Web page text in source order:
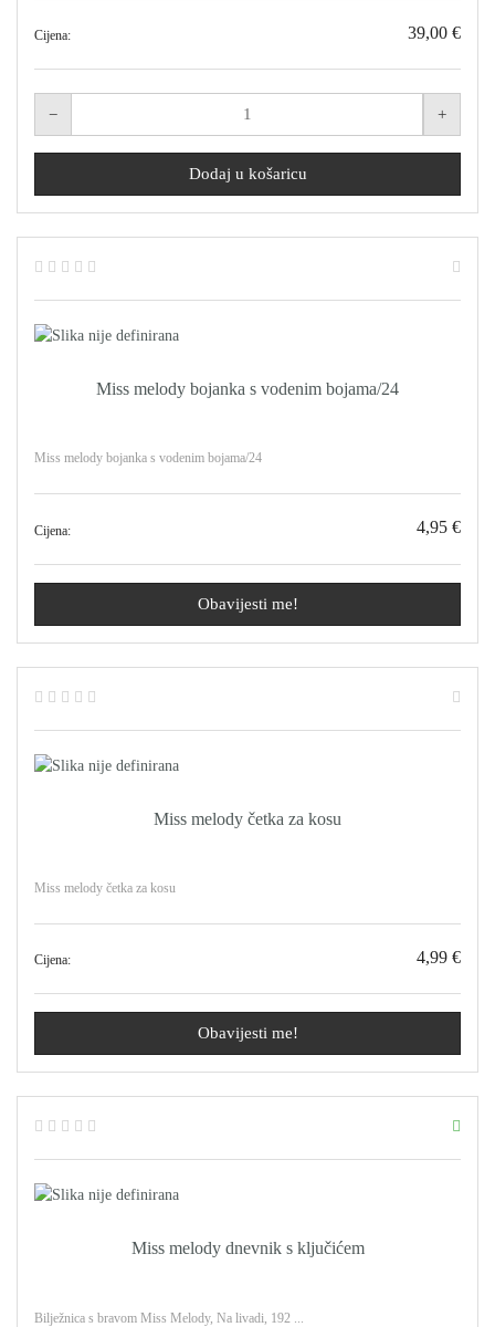
Cijena: 39,00 €
Miss melody bojanka s vodenim bojama/24
Miss melody bojanka s vodenim bojama/24
Cijena: 4,95 €
Obavijesti me!
Miss melody četka za kosu
Miss melody četka za kosu
Cijena: 4,99 €
Obavijesti me!
Miss melody dnevnik s ključićem
Bilježnica s bravom Miss Melody, Na livadi, 192 ...